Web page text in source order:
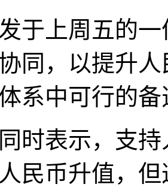
于上周五的
同，以提升
系中可行的
时表示，支
民币升值，